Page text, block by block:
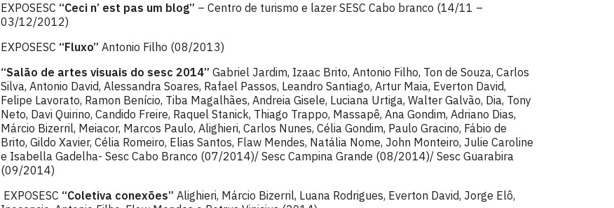
EXPOSESC “Ceci n’ est pas um blog” – Centro de turismo e lazer SESC Cabo branco (14/11 –
03/12/2012)
EXPOSESC “Fluxo” Antonio Filho (08/2013)
“Salão de artes visuais do sesc 2014” Gabriel Jardim, Izaac Brito, Antonio Filho, Ton de Souza, Carlos
Silva, Antonio David, Alessandra Soares, Rafael Passos, Leandro Santiago, Artur Maia, Everton David,
Felipe Lavorato, Ramon Benício, Tiba Magalhães, Andreia Gisele, Luciana Urtiga, Walter Galvão, Dia, Tony
Neto, Davi Quirino, Candido Freire, Raquel Stanick, Thiago Trappo, Massapê, Ana Gondim, Adriano Dias,
Márcio Bizerril, Meiacor, Marcos Paulo, Alighieri, Carlos Nunes, Célia Gondim, Paulo Gracino, Fábio de
Brito, Gildo Xavier, Célia Romeiro, Elias Santos, Flaw Mendes, Natália Nome, John Monteiro, Julie Caroline
e Isabella Gadelha- Sesc Cabo Branco (07/2014)/ Sesc Campina Grande (08/2014)/ Sesc Guarabira
(09/2014)
EXPOSESC “Coletiva conexões” Alighieri, Márcio Bizerril, Luana Rodrigues, Everton David, Jorge Elô,